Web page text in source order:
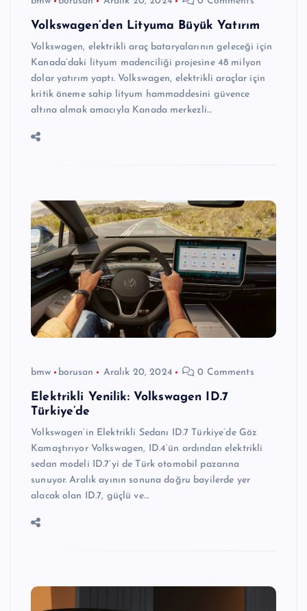
Volkswagen’den Lityuma Büyük Yatırım
Volkswagen, elektrikli araç bataryalarının geleceği için
Kanada’daki lityum madenciliği projesine 48 milyon
dolar yatırım yaptı. Volkswagen, elektrikli araçlar için
kritik öneme sahip lityum hammaddesini güvence
altına almak amacıyla Kanada merkezli…
bmw borusan Aralık 20, 2024 0 Comments
Elektrikli Yenilik: Volkswagen ID.7
Türkiye’de
Volkswagen’in Elektrikli Sedanı ID.7 Türkiye’de Göz
Kamaştırıyor Volkswagen, ID.4’ün ardından elektrikli
sedan modeli ID.7’yi de Türk otomobil pazarına
sunuyor. Aralık ayının sonuna doğru bayilerde yer
alacak olan ID.7, güçlü ve…